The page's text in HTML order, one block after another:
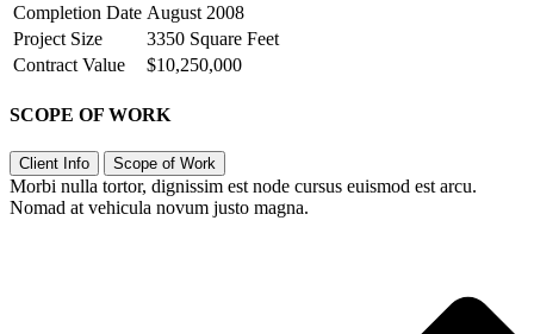
Completion Date August 2008
Project Size
3350 Square Feet
Contract Value
$10,250,000
SCOPE OF WORK
Client Info Scope of Work
Morbi nulla tortor, dignissim est node cursus euismod est arcu.
Nomad at vehicula novum justo magna.